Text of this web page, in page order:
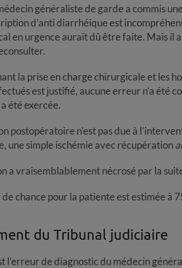
généraliste de garde a commis
d’anti diarrhéique est
en urgence aurait dû être faite. Mais il
la prise en charge chirurgicale et les
est justifié, aucune erreur n’a été
été exercée.
postopératoire n'est pas due à
une simple ischémie avec récupération
a vraisemblablement nécrosé par la
chance pour la patiente est estimée à
du Tribunal judiciaire
l’erreur de diagnostic du médecin